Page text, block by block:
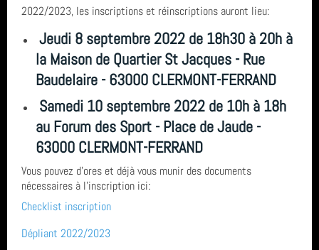
Catégories
Compétition (7)
Infos générales (24)
GRS (1)
Derniers articles
FETE DE LA GYM 2026
FINALE NATIONALE UFOLEP 2026
Gymnastique Rythmique - Nos équipes en compétition
Inscriptions saison 2025-2026
Mots clés
Clermont-Ferrand
Derniers commentaires
2022/2023, les inscriptions et réinscriptions auront lieu:
Jeudi 8 septembre 2022 de 18h30 à 20h à
la Maison de Quartier St Jacques - Rue
Baudelaire - 63000 CLERMONT-FERRAND
Samedi 10 septembre 2022 de 10h à 18h
au Forum des Sport - Place de Jaude -
63000 CLERMONT-FERRAND
Vous pouvez d'ores et déjà vous munir des documents
nécessaires à l'inscription ici:
Checklist inscription
Dépliant 2022/2023